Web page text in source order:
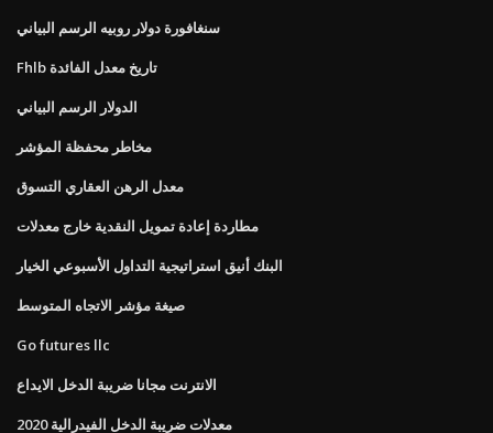
سنغافورة دولار روبيه الرسم البياني
Fhlb تاريخ معدل الفائدة
الدولار الرسم البياني
مخاطر محفظة المؤشر
معدل الرهن العقاري التسوق
مطاردة إعادة تمويل النقدية خارج معدلات
البنك أنيق استراتيجية التداول الأسبوعي الخيار
صيغة مؤشر الاتجاه المتوسط
Go futures llc
الانترنت مجانا ضريبة الدخل الايداع
2020 معدلات ضريبة الدخل الفيدرالية